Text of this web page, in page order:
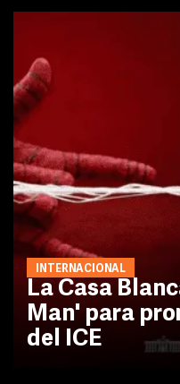
INTERNACIONAL
La Casa
Man' para
del ICE